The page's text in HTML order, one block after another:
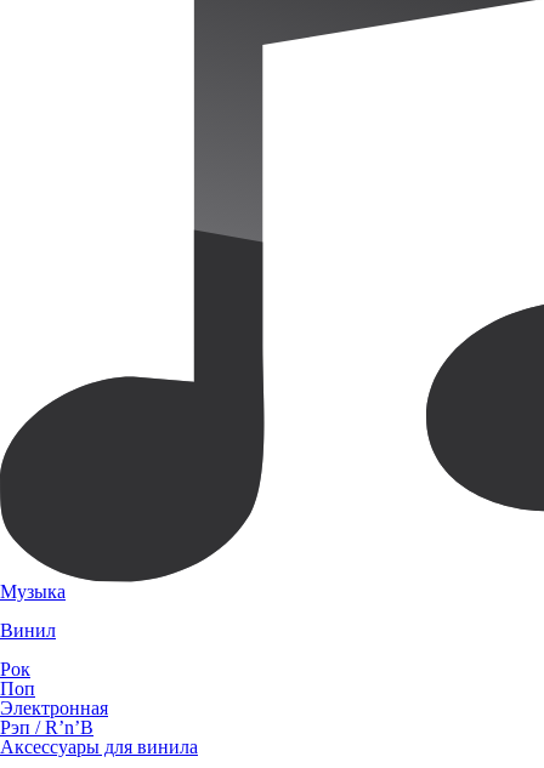
Музыка
Винил
Рок
Поп
Электронная
Рэп / R’n’B
Аксессуары для винила